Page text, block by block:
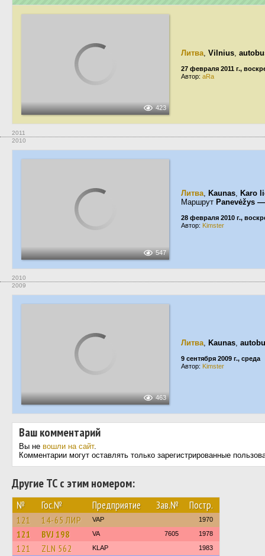
423
Литва, Vilnius,
27 февраля 2011 г.,
Автор: aRa
2011
2010
547
Литва, Kaunas, Karo
Маршрут Panevėžys
28 февраля 2010 г.,
Автор: Kimster
2010
2009
463
Литва, Kaunas,
9 сентября 2009 г., среда
Автор: Kimster
Ваш комментарий
Вы не вошли на сайт.
Комментарии могут оставлять только зарегистрированные
Другие ТС с этим номером:
№ Гос.№ Предприятие Зав.№ Постр.
121 14-65 ЛИР VAP 1970
121 BVJ 198 VA 7605 1978
121 ZLN 562 KLAP 1983